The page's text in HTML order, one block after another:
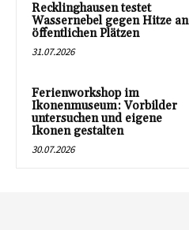
Recklinghausen testet
Wassernebel gegen Hitze an
öffentlichen Plätzen
31.07.2026
Ferienworkshop im
Ikonenmuseum: Vorbilder
untersuchen und eigene
Ikonen gestalten
30.07.2026